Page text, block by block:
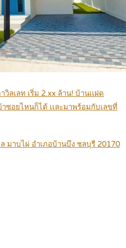
เลท เริ่ม 2.xx ล้าน! บ้านเเฝด
ซอยไหนก็ได้ เเละมาพร้อมกับเลขที่
มาบไผ่ อำเภอบ้านบึง ชลบุรี 20170